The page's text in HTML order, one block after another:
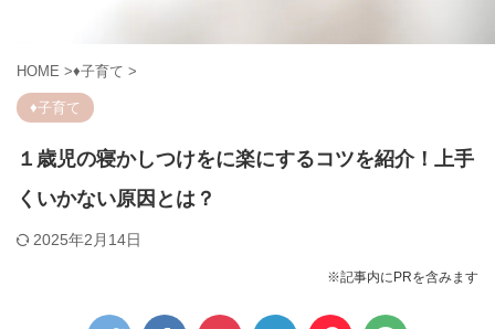
HOME >♦︎子育て >
♦︎子育て
１歳児の寝かしつけをに楽にするコツを紹介！上手
くいかない原因とは？
2025年2月14日
※記事内にPRを含みます